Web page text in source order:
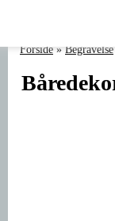
Forside»Begravelse